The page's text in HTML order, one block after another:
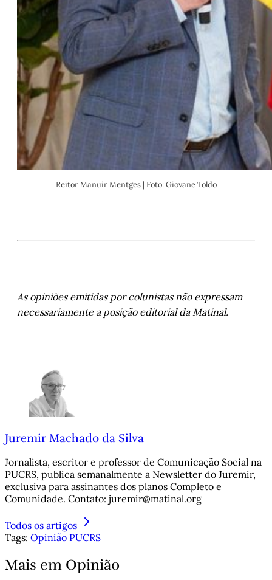
Reitor Manuir Mentges | Foto: Giovane Toldo
As opiniões emitidas por colunistas não expressam
necessariamente a posição editorial da Matinal.
Juremir Machado da Silva
Jornalista, escritor e professor de Comunicação Social na
PUCRS, publica semanalmente a Newsletter do Juremir,
exclusiva para assinantes dos planos Completo e
Comunidade. Contato: juremir@matinal.org
Todos os artigos
Tags: Opinião PUCRS
Mais em Opinião